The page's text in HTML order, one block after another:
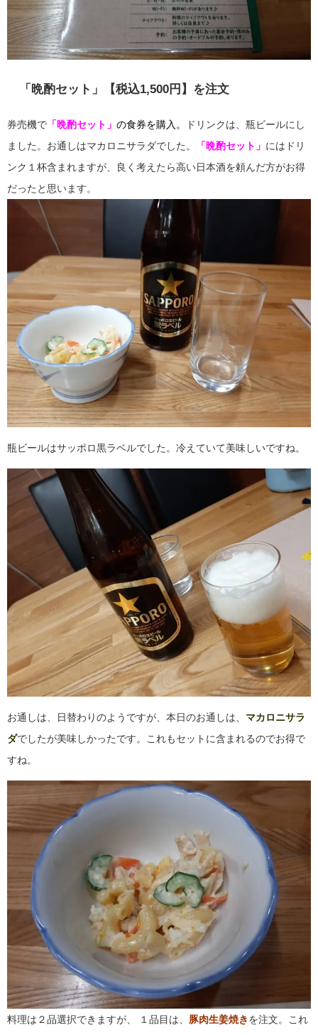
「晩酌セット」【税込1,500円】を注文
券売機で 「晩酌セット」 の食券を購入。 ドリンクは、瓶ビールにし
ました。お通しはマカロニサラダでした。 「晩酌セット」 にはドリ
ンク１杯含まれますが、良く考えたら高い日本酒を頼んだ方がお得
だったと思います。
瓶ビールはサッポロ黒ラベルでした。冷えていて美味しいですね。
お通しは、日替わりのようですが、本日のお通しは、 マカロニサラ
ダでしたが美味しかったです。これもセットに含まれるのでお得で
すね。
料理は２品選択できますが、 １品目は、 豚肉生姜焼き を注文。これ